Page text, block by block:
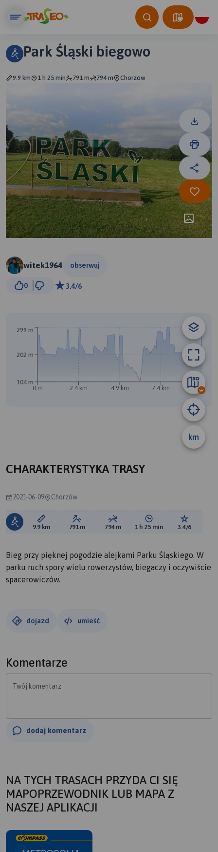
Park Śląski biegowo
9.9 km 1 h 25 min 791 m 794 m Chorzów
witek1964 obserwuj
0 3.4/6
km
0 m 2.4 km 4.9 km 7.4 km 9.9 km
104 m
202 m
299 m
CHARAKTERYSTYKA TRASY
2021-06-09 Chorzów
Długość trasy:
9.9 km Suma przewyższeń:
791 m Suma spadków:
794 m Średni czas potrzebny
1 h 25 min Ocena
3.4/6
Bieg przy pięknej pogodzie alejkami Parku Śląskiego. W
parku ruch spory wielu rowerzystów, biegaczy i oczywiście
spacerowiczów.
dojazd umieść
Komentarze
Twój komentarz
dodaj komentarz
NA TYCH TRASACH PRZYDA CI SIĘ
MAPOPRZEWODNIK LUB MAPA Z
NASZEJ APLIKACJI